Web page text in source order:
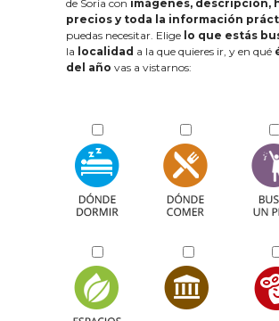
de Soria con imágenes, descripción,
precios y toda la información
puedas necesitar. Elige lo que estás
la localidad a la que quieres ir, y en qué
del año vas a vistarnos: